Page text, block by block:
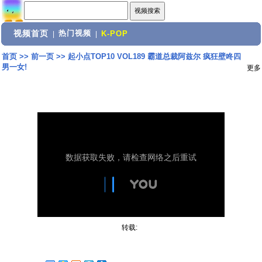
视频首页 热门视频 K-POP
首页>> 前一页>> 起小点TOP10 VOL189 霸道总裁阿兹尔 疯狂壁咚四
男一女!
更多
转载: